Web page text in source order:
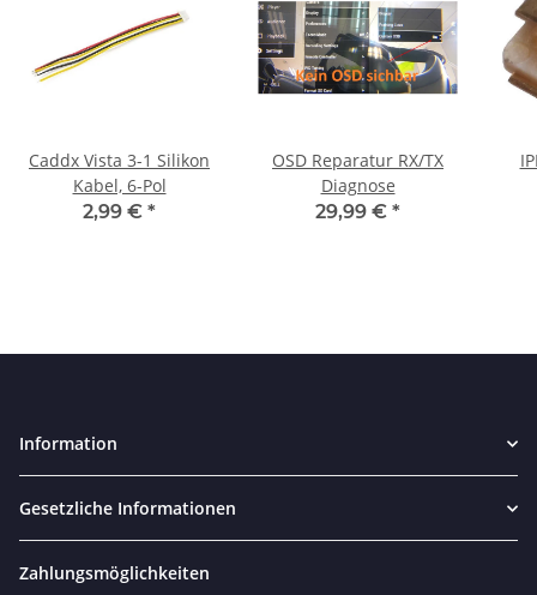
Caddx Vista 3-1 Silikon
Kabel, 6-Pol
2,99 € *
OSD Reparatur RX/TX
Diagnose
29,99 € *
Information
Gesetzliche Informationen
Zahlungsmöglichkeiten